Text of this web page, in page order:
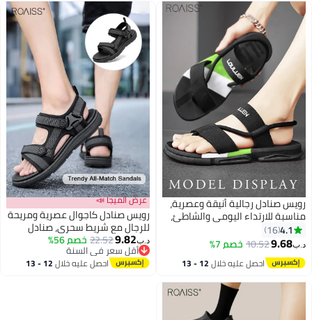
رويس صنادل رجالية أنيقة وعصرية،
مناسبة للارتداء اليومي والشاطئ،
مزودة بحزام مطاطي مفتوح من
الأمام، شباشب خارجية رجالية مريحة
مقاومة للانزلاق، شريط مطاطي
مريح ومقاوم للتآكل، لون أسود
4.1
16
د.ب‏9.68
10.52خصم 7%
احصل عليه خلال 12 - 13
عرض الميجا 📣
رويس صنادل كاجوال عصرية ومريحة
للرجال مع شريط سحري، صنادل
خفيفة الوزن وناعمة ومتعددة
الاستخدامات تناسب الاستخدام
اليومي للرجال، صنادل شاطئ علوية
د.ب‏9.82
22.52خصم 56%
أقل سعر في السنة
أقل سعر في السنة
احصل عليه خلال 12 - 13